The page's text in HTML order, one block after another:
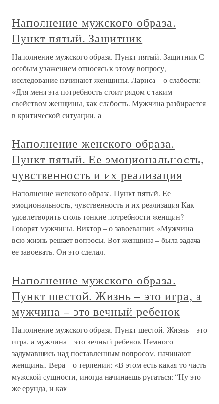
Наполнение мужского образа.
Пункт пятый. Защитник
Наполнение мужского образа. Пункт пятый. Защитник С
особым уважением относясь к этому вопросу,
исследование начинают женщины. Лариса – о слабости:
«Для меня эта потребность стоит рядом с таким
свойством женщины, как слабость. Мужчина разбирается
в критической ситуации, а
Наполнение женского образа.
Пункт пятый. Ее эмоциональность,
чувственность и их реализация
Наполнение женского образа. Пункт пятый. Ее
эмоциональность, чувственность и их реализация Как
удовлетворить столь тонкие потребности женщин?
Говорят мужчины. Виктор – о завоевании: «Мужчина
всю жизнь решает вопросы. Вот женщина – была задача
ее завоевать. Он это сделал.
Наполнение мужского образа.
Пункт шестой. Жизнь – это игра, а
мужчина – это вечный ребенок
Наполнение мужского образа. Пункт шестой. Жизнь – это
игра, а мужчина – это вечный ребенок Немного
задумавшись над поставленным вопросом, начинают
женщины. Вера – о терпении: «В этом есть какая-то часть
мужской сущности, иногда начинаешь ругаться: “Ну это
же ерунда, и как